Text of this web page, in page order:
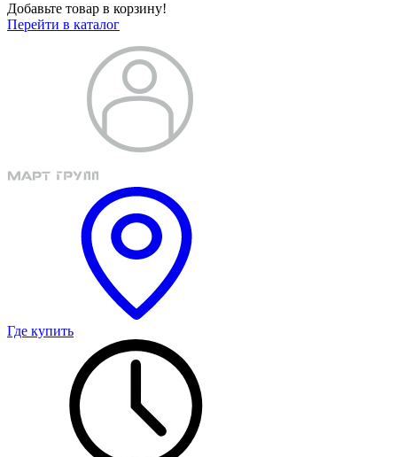
Добавьте товар в корзину!
Перейти в каталог
Где купить